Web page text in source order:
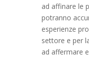
ad affinare le
potranno
esperienze
settore e per
ad affermare